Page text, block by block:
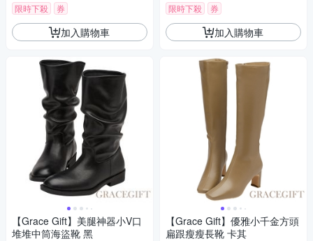
限時下殺
券
加入購物車
【Grace Gift】美腿神器小V口
堆堆中筒海盜靴 黑
限時下殺
券
加入購物車
【Grace Gift】優雅小千金方頭
扁跟瘦瘦長靴 卡其